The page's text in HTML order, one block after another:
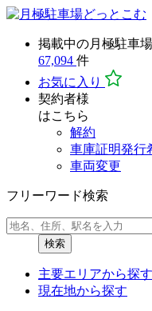
掲載中の月極駐車場
67,094 件
お気に入り
契約者様
はこちら
解約
車庫証明発行
車両変更
フリーワード検索
検索
主要エリアから探す
現在地から探す